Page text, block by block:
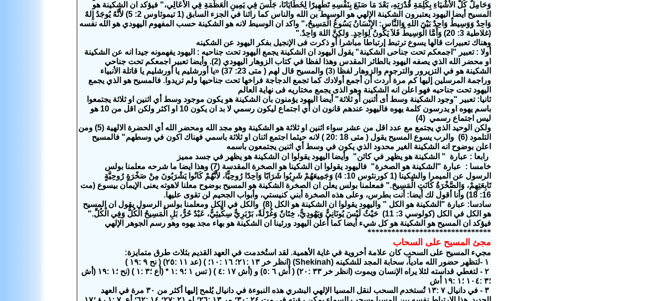
وَحَامِلٌ كُلَّ الأَشْيَاءِ بِكَلِمَةِ قُدْرَتِهِ، بَعْدَ مَا صَنَعَ بِنَفْسِهِ تَطْهِيرًا لِخَطَايَانَا، جَلَسَ فِي يَمِينِ الْعَظَمَةِ فِي الأَعَالِي،" فيؤكد ان الشكينة هو
المسيح أيضا اليهود يعتبرون الشكينة الإلهي هو الوسيط بن الله والناس كما رائنا في الجزء السابق (1 تيموثاوس 2: 5) لأَنَّهُ يُوجَدُ إِلهٌ
وَاحِدٌ وَوَسِيطٌ وَاحِدٌ بَيْنَ اللهِ وَالنَّاسِ: الإِنْسَانُ يَسُوعُ الْمَسِيحُ،" واكد ان الوسيط لانه هو الشكينة حسب المفهوم اليهودي هو الله نفسه
(غلاطية 3: 20) وَأَمَّا الْوَسِيطُ فَلاَ يَكُونُ لِوَاحِدٍ. وَلكِنَّ اللهَ وَاحِدٌ."
وهناك تعبيرات قالها يسوع ترتبط إرتباطا مباشرا أو ذكرت فى الإنجيل بفكر اليهود عن الشكينه
أولا : تعبير "اجمعكم تحت جناحى الشكينة" يقول اليهود ان الشكينة يجمع اليهود تحت جناحيه : اليهود يفهمونه جيدا انه عن الشكينة
او محضر الله الذي يصفه اليهود بالطائر المقدس وهذا لفظا في كتاب الزوهار اليهودي (2)
. وأيضا تعبير اجمعكم تحت جناحي
الشكينة هو في التزيرور والترجوم والزوهار لفظا (
3) والمسيح قال لهم ( متى 23: 37 ) «يا أورشليم يا أورشليم يا قاتلة الأنبياء
وراجمة المرسلين إليها كم مرة أردت أن أجمع أولادك كما تجمع الدجاجة فراخها تحت جناحيها ولم تريدوا. فالمسيح هو الذي يجمع
اليهود تحت جناحيه فهو اعلن انه الشكينة وهو الذى يجمع مختاريه فى نهاية العالم
ثانيا: تعبير "وجود الشكينة وسط أى أثنين أو ثلاثة" أيضا اليهود يؤمنون بان الشكينة هو يكون موجود وسط أي اثنين او ثلاثة يجتمعوا
باسم يهوه او يدرسون كلمة يهوه
فاليهود عندهم قانون ان أي اجتماع ليكون رسمي لا بد ان يكون 10 او اكثر ولكن اقل من 10 هو
ليس اجتماع رسمي (4)
ولكن الوحيد الذي يجتمع مع عدد اقل من عشر سواء اثنين او ثلاثة هو الشكينة وهو مجد الله ومحضر الله أي الحضرة الالهية (5)
ومن
التلمود (6) والرب يسوع المسيح يقول ( متى 18 :20
) لانه حيثما اجتمع اثنان او ثلاثة باسمي فهناك اكون في وسطهم" فالمسيح
اعلن بوضوح انه الشكينة الغير محدود الذي يكون في وسط أي اثنين يجتمعون باسمه
رابعا : عبارة " الشكينة هو يظهر فيكائن" وأيضا اليهود يقولوا ان الشكينة هو يظهر في جسد مميز
خامسا : عبارة "الشكينة هو الصخرة" فاليهود يقولوا ان الشكينا هو الصخرة المقدسة (7)
وهذا ايضا ما شرحه معلمنا بولس
الرسول عن الميمرا والشكينا (1 كورنثوس 10: 4 ) وَجَمِيعَهُمْ شَرِبُوا شَرَابًا وَاحِدًا رُوحِيًّا، لأَنَّهُمْ كَانُوا يَشْرَبُونَ مِنْ صَخْرَةٍ رُوحِيَّةٍ
تَابِعَتِهِمْ، وَالصَّخْرَةُ كَانَتِ الْمَسِيحَ." فمعلمنا بولس يعلن ان الصخرة الشكينة هو المسيح بوضوح معلنا لاهوته يعنى الإيمان بيسوع (مت
16: 18)
وأنا أقول لك أيضا: أنت بطرس، وعلى هذه الصخرة أبني كنيستي، وأبواب الجحيم لن تقوى عليها.
سادسا: عبارة "الشكينة هو الكل " واليهود يقولوا ان الشكينة هو الكل (8) والكل في الكل ومعلمنا بولس الرسول يقول ان المسيح
هو الكل في الكل (كولوسي 3: 11 ) حَيْثُ لَيْسَ يُونَانِيٌّ وَيَهُودِيٌّ، خِتَانٌ وَغُرْلَةٌ، بَرْبَرِيٌّ سِكِّيثِيٌّ، عَبْدٌ حُرٌّ، بَلِ الْمَسِيحُ الْكُلُّ وَفِي الْكُلِّ."
فيؤكد ان المسيح هو الشكينة هو كل شيء أيضا كما أعلن اليهود ورئينا ان الشكينة هو بهاء مجد يهوه وهو رسم الجوهر الإلهي
*******************************
مجئ المسيح على السحاب
مجيء المسيح على السحب كان علامة أخروية في غاية الأهمية. لقد استُخدمت في العهد القديم بثلاث طرق متمايزة:
٢ - لتغطي قداسته لئلا يراه الإنسان ويموت (انظر خر ٣٣ :٢٠) ( أش ٦ :٥) و (أش ١٧ :٤ ) ( تس ١ ؛٩ :١ * (أع ؛٣ :١ ) (نح ؛١ :١٩ (أش
؛٣ :١٠٤ ؛١ :١٩ أش
٣ - في دانيال ٧ :١٣ تُستخدم السحب لنقل المسيا الإلهي البشري هذه النبوءة في دانيال يُلمح إليها أكثر من ٣٠ مرة في العهد